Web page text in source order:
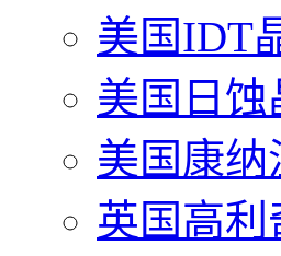
美国IDT
美国日蚀
美国康
英国高利